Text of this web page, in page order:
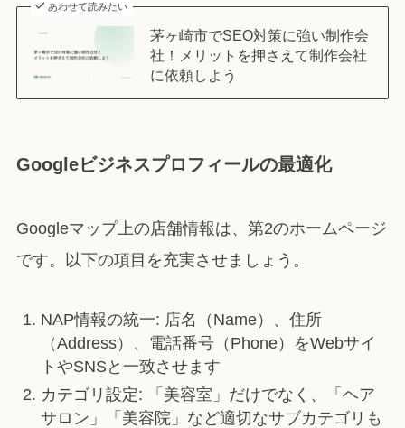
あわせて読みたい
茅ヶ崎市でSEO対策に強い制作会
社！メリットを押さえて制作会社
に依頼しよう
Googleビジネスプロフィールの最適化
Googleマップ上の店舗情報は、第2のホームページ
です。以下の項目を充実させましょう。
NAP情報の統一: 店名（Name）、住所
（Address）、電話番号（Phone）をWebサイ
トやSNSと一致させます
カテゴリ設定: 「美容室」だけでなく、「ヘア
サロン」「美容院」など適切なサブカテゴリも